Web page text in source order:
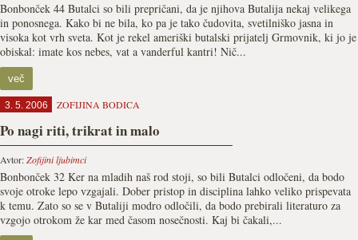
Bonbonček 44 Butalci so bili prepričani, da je njihova Butalija nekaj velikega
in ponosnega. Kako bi ne bila, ko pa je tako čudovita, svetilniško jasna in
visoka kot vrh sveta. Kot je rekel ameriški butalski prijatelj Grmovnik, ki jo je
obiskal: imate kos nebes, vat a vanderful kantri! Nič...
več
3. 5. 2006 ZOFIJINA BODICA
Po nagi riti, trikrat in malo
Avtor:Zofijini ljubimci
Bonbonček 32 Ker na mladih naš rod stoji, so bili Butalci odločeni, da bodo
svoje otroke lepo vzgajali. Dober pristop in disciplina lahko veliko prispevata
k temu. Zato so se v Butaliji modro odločili, da bodo prebirali literaturo za
vzgojo otrokom že kar med časom nosečnosti. Kaj bi čakali,...